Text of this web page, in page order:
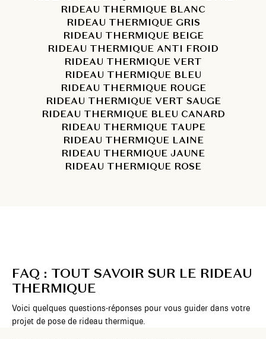
RIDEAU THERMIQUE BLANC
RIDEAU THERMIQUE GRIS
RIDEAU THERMIQUE BEIGE
RIDEAU THERMIQUE ANTI FROID
RIDEAU THERMIQUE VERT
RIDEAU THERMIQUE BLEU
RIDEAU THERMIQUE ROUGE
RIDEAU THERMIQUE VERT SAUGE
RIDEAU THERMIQUE BLEU CANARD
RIDEAU THERMIQUE TAUPE
RIDEAU THERMIQUE LAINE
RIDEAU THERMIQUE JAUNE
RIDEAU THERMIQUE ROSE
FAQ : TOUT SAVOIR SUR LE RIDEAU
THERMIQUE
Voici quelques questions-réponses pour vous guider dans votre
projet de pose de rideau thermique.